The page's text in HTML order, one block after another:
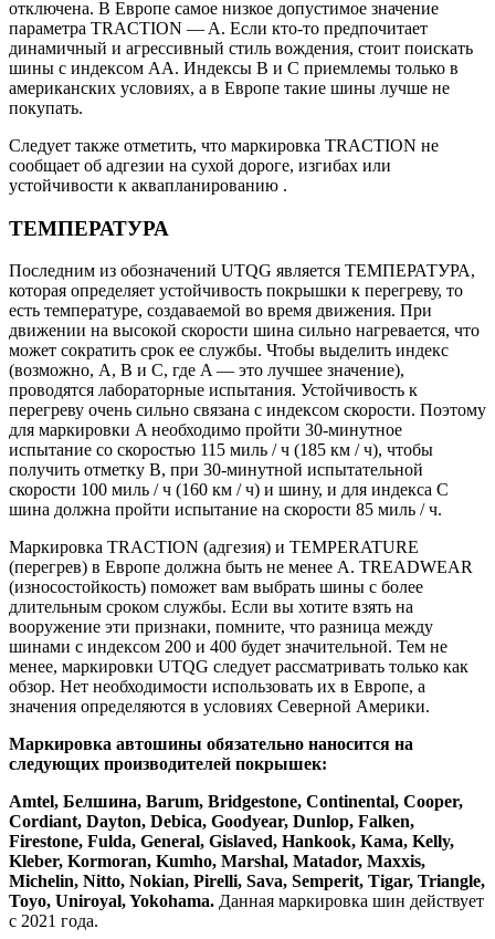
отключена. В Европе самое низкое допустимое значение
параметра TRACTION — A. Если кто-то предпочитает
динамичный и агрессивный стиль вождения, стоит поискать
шины с индексом AA. Индексы B и C приемлемы только в
американских условиях, а в Европе такие шины лучше не
покупать.
Следует также отметить, что маркировка TRACTION не
сообщает об адгезии на сухой дороге, изгибах или
устойчивости к аквапланированию .
ТЕМПЕРАТУРА
Последним из обозначений UTQG является ТЕМПЕРАТУРА,
которая определяет устойчивость покрышки к перегреву, то
есть температуре, создаваемой во время движения. При
движении на высокой скорости шина сильно нагревается, что
может сократить срок ее службы. Чтобы выделить индекс
(возможно, A, B и C, где A — это лучшее значение),
проводятся лабораторные испытания. Устойчивость к
перегреву очень сильно связана с индексом скорости. Поэтому
для маркировки A необходимо пройти 30-минутное
испытание со скоростью 115 миль / ч (185 км / ч), чтобы
получить отметку B, при 30-минутной испытательной
скорости 100 миль / ч (160 км / ч) и шину, и для индекса C
шина должна пройти испытание на скорости 85 миль / ч.
Маркировка TRACTION (адгезия) и TEMPERATURE
(перегрев) в Европе должна быть не менее A. TREADWEAR
(износостойкость) поможет вам выбрать шины с более
длительным сроком службы. Если вы хотите взять на
вооружение эти признаки, помните, что разница между
шинами с индексом 200 и 400 будет значительной. Тем не
менее, маркировки UTQG следует рассматривать только как
обзор. Нет необходимости использовать их в Европе, а
значения определяются в условиях Северной Америки.
Маркировка автошины обязательно наносится на
следующих производителей покрышек:
Amtel, Белшина, Barum, Bridgestone, Continental, Cooper,
Cordiant, Dayton, Debica, Goodyear, Dunlop, Falken,
Firestone, Fulda, General, Gislaved, Hankook, Кама, Kelly,
Kleber, Kormoran, Kumho, Marshal, Matador, Maxxis,
Michelin, Nitto, Nokian, Pirelli, Sava, Semperit, Tigar, Triangle,
Toyo, Uniroyal, Yokohama. Данная маркировка шин действует
с 2021 года.